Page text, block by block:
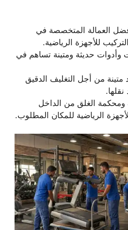
العمالة المتخصصة في
للأجهزة الرياضية.
وأدوات حديثة ومتينة تساهم في
متينة من أجل التغليف الدقيق
الغلق من الداخل
الرياضية للمكان المطلوب.